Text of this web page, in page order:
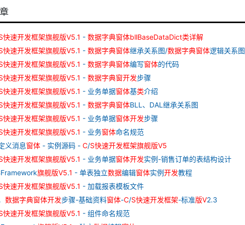
快速开发框架旗舰版V5.1 - 数据字典窗体bllBaseDataDict类详解
快速开发框架旗舰版V5.1 - 数据字典窗体继承关系图/数据字典窗体逻辑关系图
快速开发框架旗舰版V5.1 - 数据字典窗体编写窗体的代码
快速开发框架旗舰版V5.1 - 数据字典窗开发步骤
快速开发框架旗舰版V5.1 - 业务单据窗体基类介绍
快速开发框架旗舰版V5.1 - 数据字典窗体BLL、DAL继承关系图
快速开发框架旗舰版V5.1 - 业务单据窗体开发步骤
快速开发框架旗舰版V5.1 - 业务窗体命名规范
义消息窗体 - 实例源码 - C/S快速开发框架旗舰版V5
快速开发框架旗舰版V5.1 - 业务单据窗体开发实例-销售订单的表结构设计
旗舰版V5.1 - 单表独立数据编辑窗体实例开发教程
快速开发框架旗舰版V5.1 - 加载报表模板文件
数据字典窗体开发步骤-基础资料窗体-C/S快速开发框架-标准版V2.3
快速开发框架旗舰版V5.1 - 组件命名规范